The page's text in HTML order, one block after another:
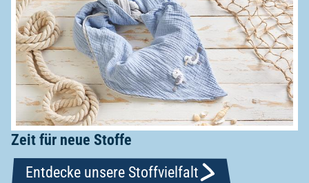
Zeit für neue Stoffe
Entdecke unsere Stoffvielfalt